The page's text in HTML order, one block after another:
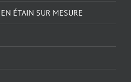
ÉTAIN SUR MESURE